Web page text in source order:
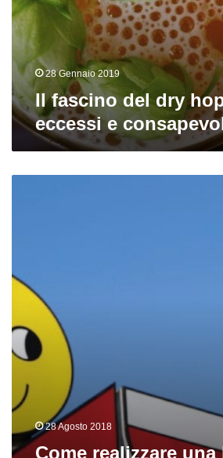
28 Gennaio 2019
Il fascino del dry
eccessi e
recuperando
di
De
Dolle
28 Agosto 2018
Come realizzare